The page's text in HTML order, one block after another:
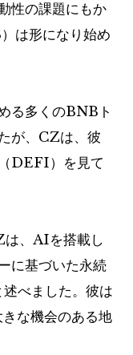
性の課題にもか
は形になり始め
る多くのBNBト
が、CZは、彼
DEFI）を見て
は、AIを搭載し
に基づいた永続
べました。彼は
な機会のある地